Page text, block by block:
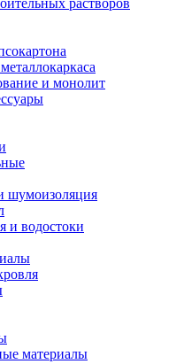
и монолит
шумоизоляция
и водостоки